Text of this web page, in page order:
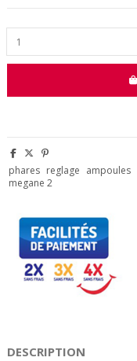
phares reglage ampoules
megane 2
DESCRIPTION